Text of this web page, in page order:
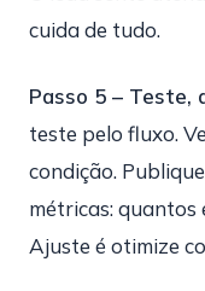
cuida de tudo.
Passo 5 – Teste,
teste pelo fluxo.
condição.
métricas: quantos
Ajuste é otimize